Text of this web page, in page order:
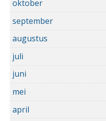
oktober
september
augustus
juli
juni
mei
april